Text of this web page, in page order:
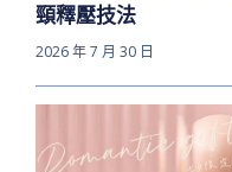
頸釋壓技法
2026 年 7 月 30 日